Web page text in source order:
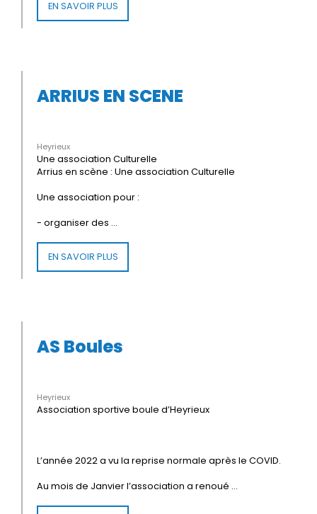
EN SAVOIR PLUS
ARRIUS EN SCENE
Heyrieux
Une association Culturelle
Arrius en scène : Une association Culturelle
Une association pour :
- organiser des ...
EN SAVOIR PLUS
AS Boules
Heyrieux
Association sportive boule d’Heyrieux
L’année 2022 a vu la reprise normale après le COVID.
Au mois de Janvier l’association a renoué ...